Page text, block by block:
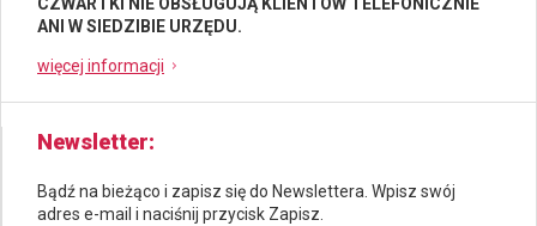
CZWARTKI NIE OBSŁUGUJĄ KLIENTÓW TELEFONICZNIE
ANI W SIEDZIBIE URZĘDU.
więcej informacji
Newsletter
Bądź na bieżąco i zapisz się do Newslettera. Wpisz swój
adres e-mail i naciśnij przycisk Zapisz.